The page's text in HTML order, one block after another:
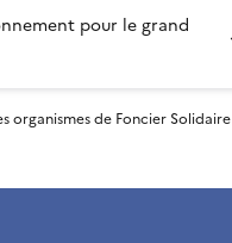
pour le grand
organismes de Foncier Solidaire